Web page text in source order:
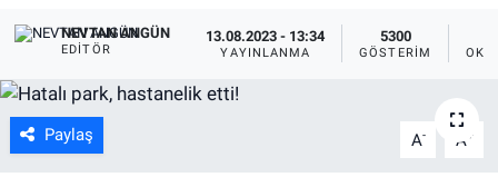
NEVTAN ANGÜN
EDITÖR
13.08.2023 - 13:34
YAYINLANMA
5300
GÖSTERIM
Paylaş A- A +